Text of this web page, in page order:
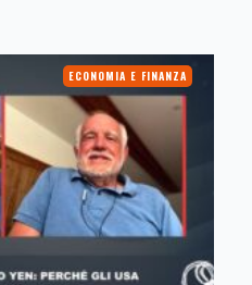
ECONOMIA E FINANZA